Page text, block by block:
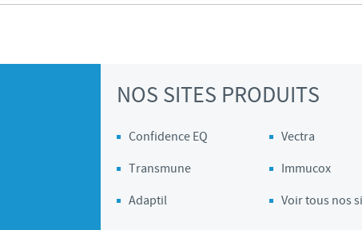
Egypt
Vous quittez le site pays pour accéder à un autre site du groupe.
Les contraintes réglementaires et les pratiques médicales
NOS SITES PRODUITS
Confidence EQ Vectra
Transmune
Immucox
Adaptil
Voir tous nos